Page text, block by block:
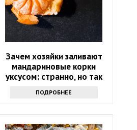
Зачем хозяйки заливают
мандариновые корки
уксусом: странно, но так
ПОДРОБНЕЕ